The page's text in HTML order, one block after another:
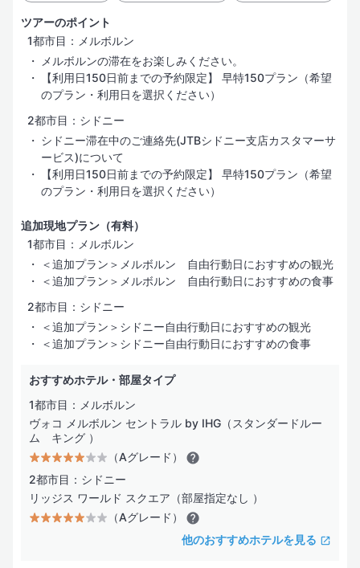
ツアーのポイント
1都市目：メルボルン
メルボルンの滞在をお楽しみください。
【利用日150日前までの予約限定】 早特150プラン（希望
のプラン・利用日を選択ください）
2都市目：シドニー
シドニー滞在中のご連絡先(JTBシドニー支店カスタマーサ
ービス)について
【利用日150日前までの予約限定】 早特150プラン（希望
のプラン・利用日を選択ください）
追加現地プラン（有料）
1都市目：メルボルン
＜追加プラン＞メルボルン 自由行動日におすすめの観光
＜追加プラン＞メルボルン 自由行動日におすすめの食事
2都市目：シドニー
＜追加プラン＞シドニー自由行動日におすすめの観光
＜追加プラン＞シドニー自由行動日におすすめの食事
おすすめホテル・部屋タイプ
1都市目：メルボルン
ヴォコ メルボルン セントラル by IHG（スタンダードルー
ム キング ）
（Aグレード）
2都市目：シドニー
リッジス ワールド スクエア（部屋指定なし ）
（Aグレード）
他のおすすめホテルを見る